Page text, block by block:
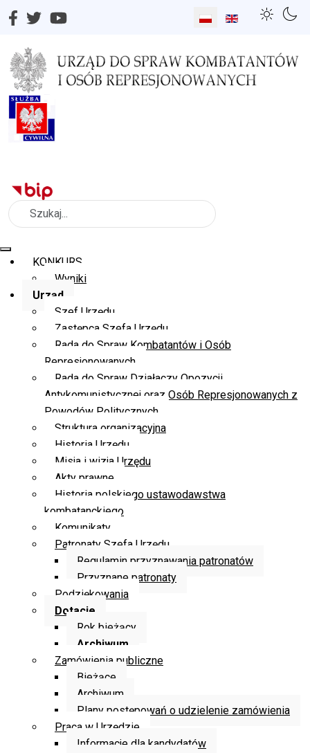
Wybierz swój język
Szukaj
KONKURS
Wyniki
Urząd
Szef Urzędu
Zastępca Szefa Urzędu
Rada do Spraw Kombatantów i Osób
Represjonowanych
Rada do Spraw Działaczy Opozycji
Antykomunistycznej oraz Osób Represjonowanych z
Powodów Politycznych
Struktura organizacyjna
Historia Urzędu
Misja i wizja Urzędu
Akty prawne
Historia polskiego ustawodawstwa
kombatanckiego
Komunikaty
Patronaty Szefa Urzędu
Regulamin przyznawania patronatów
Przyznane patronaty
Podziękowania
Dotacje
Rok bieżący
Archiwum
Zamówienia publiczne
Bieżące
Archiwum
Plany postępowań o udzielenie zamówienia
Praca w Urzędzie
Informacje dla kandydatów